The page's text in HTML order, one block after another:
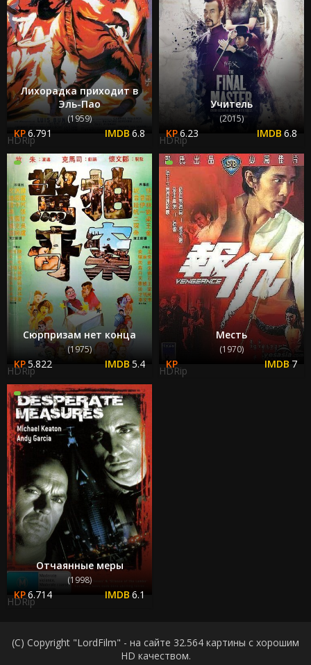
Лихорадка приходит в
Эль-Пао
(1959)
6.791 6.8
HDRip
Учитель
(2015)
6.23 6.8
HDRip
Сюрпризам нет конца
(1975)
5.822 5.4
HDRip
Месть
(1970)
7
HDRip
Отчаянные меры
(1998)
6.714 6.1
HDRip
(C) Copyright "LordFilm" - на сайте 32.564 картины с хорошим
HD качеством.